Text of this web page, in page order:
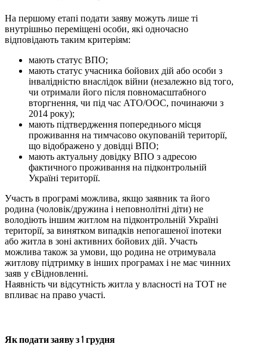
На першому етапі подати заяву можуть лише ті
внутрішньо переміщені особи, які одночасно
відповідають таким критеріям:
мають статус ВПО;
мають статус учасника бойових дій або особи з
інвалідністю внаслідок війни (незалежно від того,
чи отримали його після повномасштабного
вторгнення, чи під час АТО/ООС, починаючи з
2014 року);
мають підтвердження попереднього місця
проживання на тимчасово окупованій території,
що відображено у довідці ВПО;
мають актуальну довідку ВПО з адресою
фактичного проживання на підконтрольній
Україні території.
Участь в програмі можлива, якщо заявник та його
родина (чоловік/дружина і неповнолітні діти) не
володіють іншим житлом на підконтрольній Україні
території, за винятком випадків непогашеної іпотеки
або житла в зоні активних бойових дій. Участь
можлива також за умови, що родина не отримувала
житлову підтримку в інших програмах і не має чинних
заяв у єВідновленні.
Наявність чи відсутність житла у власності на ТОТ не
впливає на право участі.
Як подати заяву з 1 грудня